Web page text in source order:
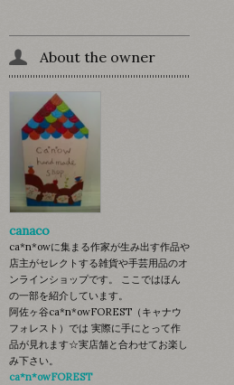
About the owner
canaco
ca*n*owに集まる作家が生み出す作品や
店主がセレクトする雑貨や手芸用品のオ
ンラインショップです。 ここではほん
の一部を紹介しています。
阿佐ヶ谷ca*n*owFOREST（キャナウ
フォレスト）では 実際に手にとって作
品が見れます☆実店舗と合わせてお楽し
み下さい。
ca*n*owFOREST